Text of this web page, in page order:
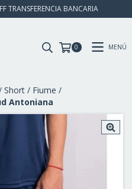
TRANSFERENCIA BANCARIA
0 MENÚ
Short / Fiume /
Antoniana